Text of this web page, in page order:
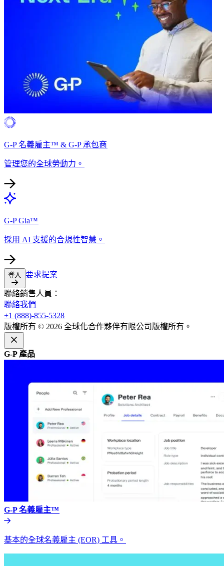
G-P 名義雇主™ & G-P 承包商​​
管理您的全球勞動力。​​
G-P Gia™​​
採用 AI 支援的合規性智慧。​​
登入​​ 要求提案​​
聯絡銷售人員：​​
聯絡我們​​
+1 (888)-855-5328​​
版權所有 © 2026 全球化合作夥伴有限公司版權所有。​​
G-P 產品​​
G-P 名義雇主™​​
基本的全球名義雇主 (EOR) 工具。​​